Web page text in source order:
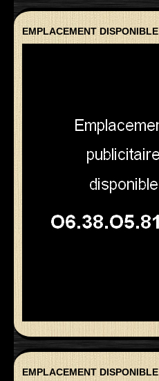
EMPLACEMENT DISPONIBLE
EMPLACEMENT DISPONIBLE